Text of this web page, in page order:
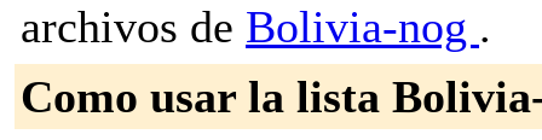
archivos de Bolivia-nog .
Como usar la lista